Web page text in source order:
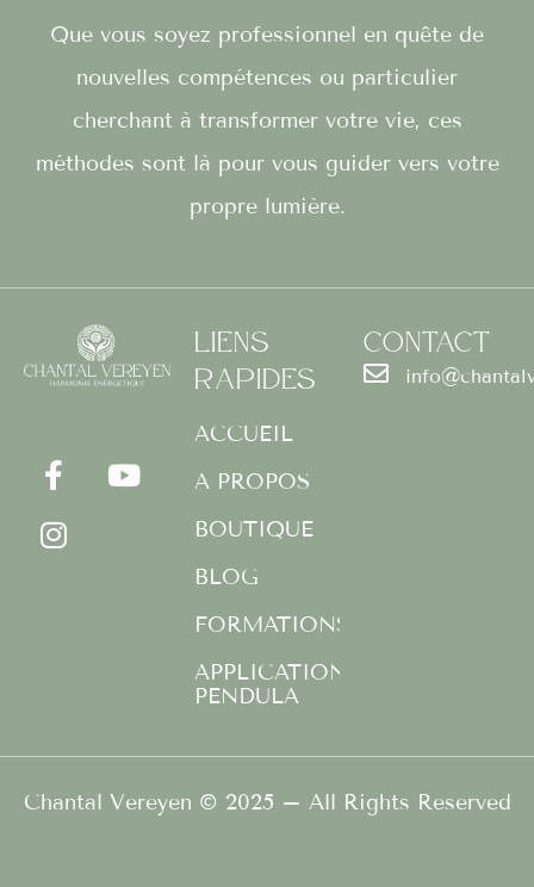
Que vous soyez professionnel en quête de
nouvelles compétences ou particulier
cherchant à transformer votre vie, ces
méthodes sont là pour vous guider vers votre
propre lumière.
c
e
b
o
u
t
s
t
a
g
Liens
Rapides
ACCUEIL
A PROPOS
BOUTIQUE
BLOG
FORMATIONS
APPLICATION
PENDULA
Contact
Chantal Vereyen © 2025 – All Rights Reserved